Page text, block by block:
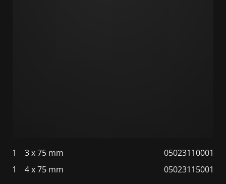
1 3 x 75 mm
05023110001
1
4 x 75 mm 05023115001